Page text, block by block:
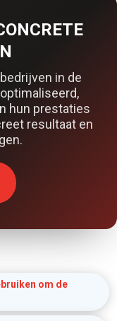
in de
hun prestaties
resultaat en
om de